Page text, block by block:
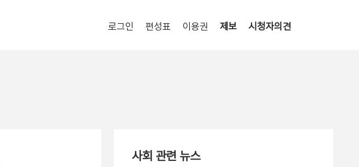
로그인 편성표 이용권 제보 시청자의견
사회 관련 뉴스